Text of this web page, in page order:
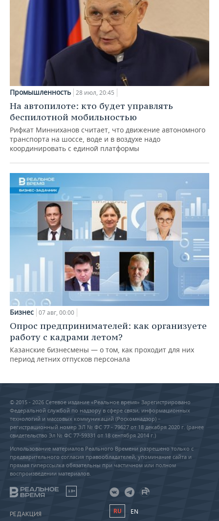
Промышленность 28 июл, 20:45
На автопилоте: кто будет управлять
беспилотной мобильностью
Рифкат Минниханов считает, что движение автономного
транспорта на шоссе, воде и в воздухе надо
координировать с единой платформы
Бизнес 07 авг, 00:00
Опрос предпринимателей: как организуете
работу с кадрами летом?
Казанские бизнесмены — о том, как проходит для них
период летних отпусков персонала
© 2015 - 2026 Сетевое издание «Реальное время» Зарегистрировано
Федеральной службой по надзору в сфере связи, информационных
технологий и массовых коммуникаций (Роскомнадзор) –
регистрационный номер ЭЛ № ФС 77 - 79627 от 18 декабря 2020 г. (ранее
свидетельство Эл № ФС 77-59331 от 18 сентября 2014 г.)
Использование материалов Реального Времени разрешено только с
предварительного согласия правообладателей, упоминание сайта и
прямая гиперссылка обязательны при частичном или полном
воспроизведении материалов.
18+
РЕДАКЦИЯ RU EN